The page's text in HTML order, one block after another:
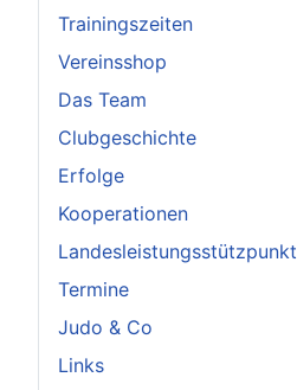
Trainingszeiten
Vereinsshop
Das Team
Clubgeschichte
Erfolge
Kooperationen
Landesleistungsstützpunkt
Termine
Judo & Co
Links